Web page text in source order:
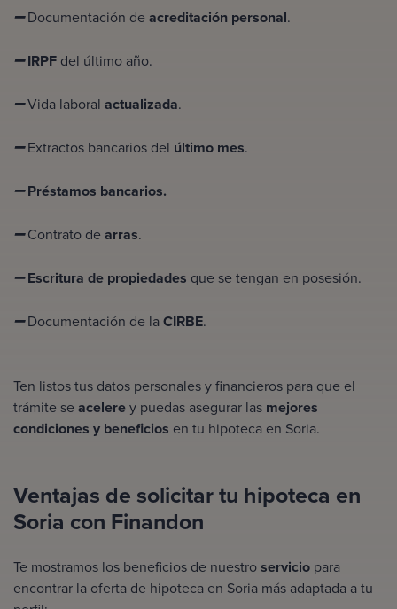
➖Documentación deacreditación personal.
➖ IRPF del último año.
➖Vida laboral actualizada.
➖Extractos bancarios del último mes.
➖ Préstamos bancarios.
➖Contrato dearras.
➖ Escritura de propiedades que se tengan en posesión.
➖Documentación de laCIRBE.
Ten listos tus datos personales y financieros para que el
trámite seacelerey puedas asegurar las mejores
condiciones y beneficios en tu hipoteca en Soria.
Ventajas de solicitar tu hipoteca en
Soria con Finandon
Te mostramos los beneficios de nuestroservicio para
encontrar la oferta de hipoteca en Soria más adaptada a tu